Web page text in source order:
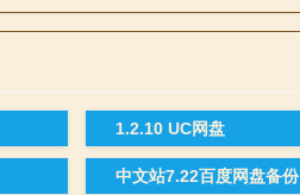
1.2.10 UC网盘
中文站7.22百度网盘备份